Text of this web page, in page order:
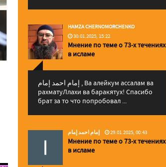
HAMZA CHERNOMORCHENKO
30.01.2025, 15:22
Мнение по теме о 73-х течениях
в исламе
إمام احمد إمام , Ва алейкум ассалам ва
рахматуЛлахи ва баракятух! Спасибо
брат за то что попробовал ...
إمام احمد إمام 29.01.2025, 00:43
Мнение по теме о 73-х течениях
в исламе